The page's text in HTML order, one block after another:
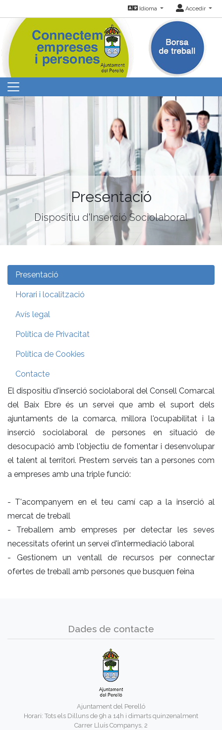
Idioma Accedir
Presentació
Dispositiu d'Inserció Sociolaboral
Presentació
Horari i localització
Avís legal
Política de Privacitat
Política de Cookies
Contacte
El dispositiu d'inserció sociolaboral del Consell Comarcal
del Baix Ebre és un servei que amb el suport dels
ajuntaments de la comarca, millora l'ocupabilitat i la
inserció sociolaboral de persones en situació de
desocupació amb l'objectiu de fomentar i desenvolupar
el talent al territori. Prestem serveis tan a persones com
a empreses amb una triple funció:
- T'acompanyem en el teu camí cap a la inserció al
mercat de treball
- Treballem amb empreses per detectar les seves
necessitats oferint un servei d'intermediació laboral
- Gestionem un ventall de recursos per connectar
ofertes de treball amb persones que busquen feina
Dades de contacte
Ajuntament del Perelló
Horari: Tots els Dilluns de 9h a 14h i dimarts quinzenalment
Carrer Lluís Companys, 2